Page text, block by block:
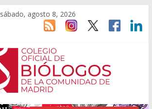
sábado, agosto 8, 2026